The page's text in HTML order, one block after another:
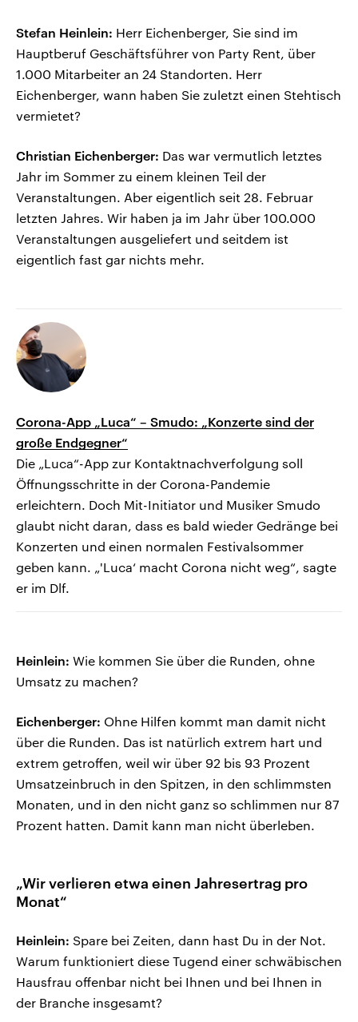
Stefan Heinlein: Herr Eichenberger, Sie sind im
Hauptberuf Geschäftsführer von Party Rent, über
1.000 Mitarbeiter an 24 Standorten. Herr
Eichenberger, wann haben Sie zuletzt einen Stehtisch
vermietet?
Christian Eichenberger: Das war vermutlich letztes
Jahr im Sommer zu einem kleinen Teil der
Veranstaltungen. Aber eigentlich seit 28. Februar
letzten Jahres. Wir haben ja im Jahr über 100.000
Veranstaltungen ausgeliefert und seitdem ist
eigentlich fast gar nichts mehr.
Corona-App „Luca“ – Smudo: „Konzerte sind der
große Endgegner“
Die „Luca“-App zur Kontaktnachverfolgung soll
Öffnungsschritte in der Corona-Pandemie
erleichtern. Doch Mit-Initiator und Musiker Smudo
glaubt nicht daran, dass es bald wieder Gedränge bei
Konzerten und einen normalen Festivalsommer
geben kann. „'Luca‘ macht Corona nicht weg“, sagte
er im Dlf.
Heinlein: Wie kommen Sie über die Runden, ohne
Umsatz zu machen?
Eichenberger: Ohne Hilfen kommt man damit nicht
über die Runden. Das ist natürlich extrem hart und
extrem getroffen, weil wir über 92 bis 93 Prozent
Umsatzeinbruch in den Spitzen, in den schlimmsten
Monaten, und in den nicht ganz so schlimmen nur 87
Prozent hatten. Damit kann man nicht überleben.
„Wir verlieren etwa einen Jahresertrag pro
Monat“
Heinlein: Spare bei Zeiten, dann hast Du in der Not.
Warum funktioniert diese Tugend einer schwäbischen
Hausfrau offenbar nicht bei Ihnen und bei Ihnen in
der Branche insgesamt?